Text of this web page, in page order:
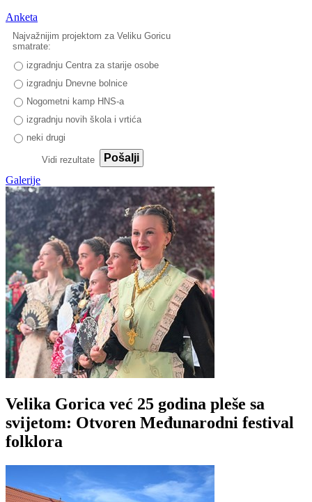
Anketa
Najvažnijim projektom za Veliku Goricu
smatrate:
izgradnju Centra za starije osobe
izgradnju Dnevne bolnice
Nogometni kamp HNS-a
izgradnju novih škola i vrtića
neki drugi
Vidi rezultate
Pošalji
Galerije
Velika Gorica već 25 godina pleše sa
svijetom: Otvoren Međunarodni festival
folklora